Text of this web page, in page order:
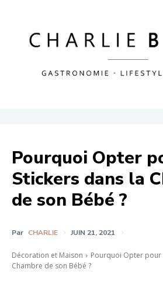
Pourquoi Opter
Stickers dans la
de son Bébé ?
Par CHARLIE JUIN 21, 2021
Décoration et Maison
Pourquoi Opter pour
Chambre de son Bébé ?